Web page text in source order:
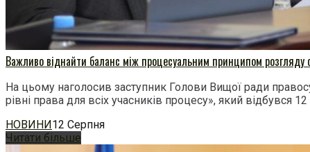
Важливо віднайти баланс між процесуальним принципом розгляду
На цьому наголосив заступник Голови Вищої ради
рівні права для всіх учасників процесу», який відбувся
НОВИНИ 12 Серпня
Читати більше